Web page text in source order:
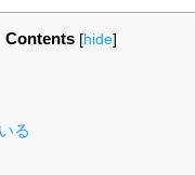
Contents [hide]
る